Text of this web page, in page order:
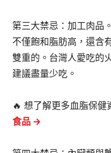
第三大禁忌：加工肉品
不僅飽和脂肪高，還含
雙重的。台灣人愛吃的
建議盡量少吃。
🔥 想了解更多血脂保健
食品 →